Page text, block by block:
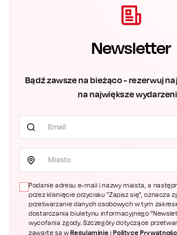
Newsletter
Bądź zawsze na bieżąco - rezerwuj
na największe
Miasto
Podanie adresu e-mail i nazwy miasta, a
przez kliknięcie przycisku "Zapisz się", oznacza
przetwarzanie danych osobowych w tym
dostarczania biuletynu informacyjnego
wycofania zgody. Szczegóły dotyczące
zawarte są wRegulaminie iPolityce